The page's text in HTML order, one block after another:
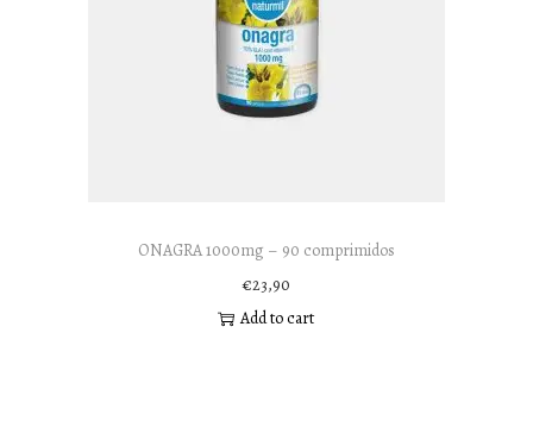
ONAGRA 1000mg – 90 comprimidos
€23,90
Add to cart